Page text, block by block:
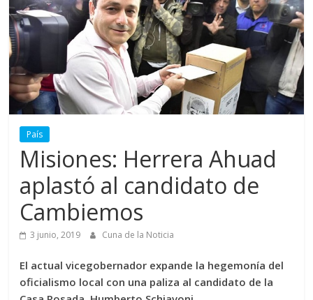
País
Misiones: Herrera Ahuad
aplastó al candidato de
Cambiemos
3 junio, 2019 Cuna de la Noticia
El actual vicegobernador expande la hegemonía del
oficialismo local con una paliza al candidato de la